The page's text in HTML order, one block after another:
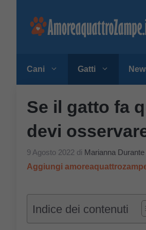
Cani Gatti
Se il gatto fa
devi
9 Agosto 2022 di Marianna Durante
Aggiungi
Indice dei contenuti